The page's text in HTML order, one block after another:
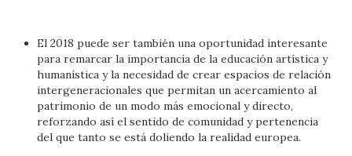
El 2018 puede ser también una oportunidad interesante
para remarcar la importancia de la educación artística y
humanística y la necesidad de crear espacios de relación
intergeneracionales que permitan un acercamiento al
patrimonio de un modo más emocional y directo,
reforzando así el sentido de comunidad y pertenencia
del que tanto se está doliendo la realidad europea.